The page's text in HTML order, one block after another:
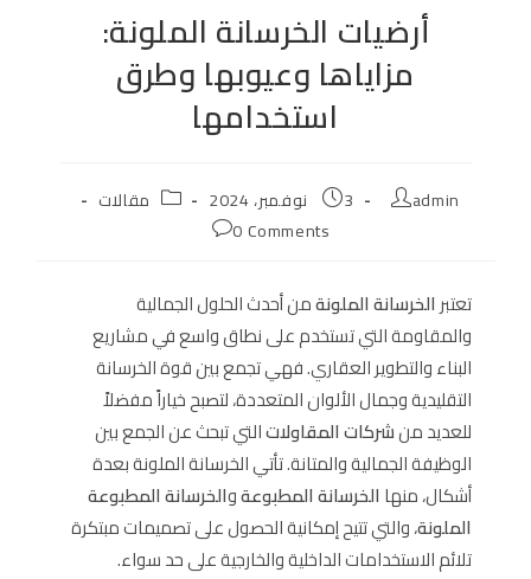
أرضيات الخرسانة الملونة:
مزاياها وعيوبها وطرق
استخدامها
Post
admin
Post
published:
3 نوفمبر، 2024 Post مقالات
Post
0 Comments
تعتبرالخرسانة الملونةمن أحدث الحلول الجمالية
والمقاومة التي تستخدم على نطاق واسع في مشاريع
البناء والتطوير العقاري. فهي تجمع بين قوة الخرسانة
التقليدية وجمال الألوان المتعددة، لتصبح خياراً مفضلاً
للعديد منشركات المقاولاتالتي تبحث عن الجمع بين
الوظيفة الجمالية والمتانة. تأتي الخرسانة الملونة بعدة
أشكال، منها الخرسانة المطبوعةوالخرسانة المطبوعة
الملونة، والتي تتيح إمكانية الحصول على تصميمات مبتكرة
تلائم الاستخدامات الداخلية والخارجية على حد سواء.